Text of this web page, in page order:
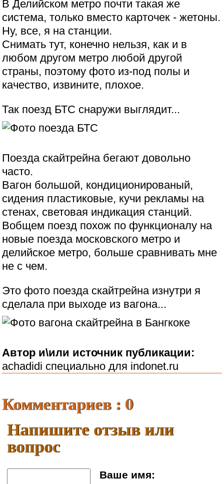
В Делийском метро почти такая же
система, только вместо карточек - жетоны.
Ну, все, я на станции.
Снимать тут, конечно нельзя, как и в
любом другом метро любой другой
страны, поэтому фото из-под полы и
качество, извините, плохое.
Так поезд БТС снаружи выглядит...
Поезда скайтрейна бегают довольно
часто.
Вагон большой, кондиционированый,
сидения пластиковые, кучи рекламы на
стенах, световая индикация станций.
Вобщем поезд похож по функционалу на
новые поезда московского метро и
делийское метро, больше сравнивать мне
не с чем.
Это фото поезда скайтрейна изнутри я
сделала при выходе из вагона...
Автор и\или источник публикации:
achadidi специально для indonet.ru
Комментариев : 0
Напишите отзыв или
вопрос
Ваше имя: